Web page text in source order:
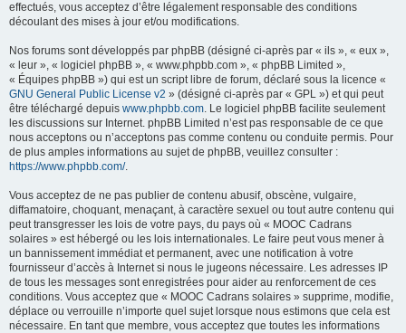
effectués, vous acceptez d’être légalement responsable des conditions
découlant des mises à jour et/ou modifications.
Nos forums sont développés par phpBB (désigné ci-après par « ils », « eux »,
« leur », « logiciel phpBB », « www.phpbb.com », « phpBB Limited »,
« Équipes phpBB ») qui est un script libre de forum, déclaré sous la licence «
GNU General Public License v2 » (désigné ci-après par « GPL ») et qui peut
être téléchargé depuis www.phpbb.com. Le logiciel phpBB facilite seulement
les discussions sur Internet. phpBB Limited n’est pas responsable de ce que
nous acceptons ou n’acceptons pas comme contenu ou conduite permis. Pour
de plus amples informations au sujet de phpBB, veuillez consulter :
https://www.phpbb.com/.
Vous acceptez de ne pas publier de contenu abusif, obscène, vulgaire,
diffamatoire, choquant, menaçant, à caractère sexuel ou tout autre contenu qui
peut transgresser les lois de votre pays, du pays où « MOOC Cadrans
solaires » est hébergé ou les lois internationales. Le faire peut vous mener à
un bannissement immédiat et permanent, avec une notification à votre
fournisseur d’accès à Internet si nous le jugeons nécessaire. Les adresses IP
de tous les messages sont enregistrées pour aider au renforcement de ces
conditions. Vous acceptez que « MOOC Cadrans solaires » supprime, modifie,
déplace ou verrouille n’importe quel sujet lorsque nous estimons que cela est
nécessaire. En tant que membre, vous acceptez que toutes les informations